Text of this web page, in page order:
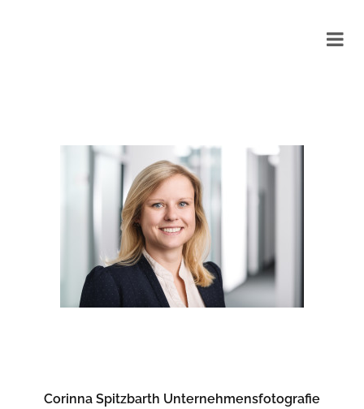
Corinna Spitzbarth Unternehmensfotografie